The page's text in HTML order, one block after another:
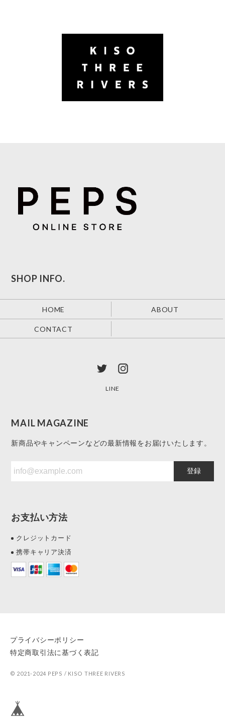
SHOP INFO.
HOME ABOUT
CONTACT
LINE
MAIL MAGAZINE
新商品やキャンペーンなどの最新情報をお届けいたします。
登録
お支払い方法
クレジットカード
携帯キャリア決済
プライバシーポリシー
特定商取引法に基づく表記
© 2021-2024 PEPS / KISO THREE RIVERS